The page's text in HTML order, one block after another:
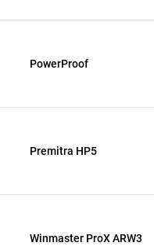
PowerProof
Premitra HP5
Winmaster ProX ARW3